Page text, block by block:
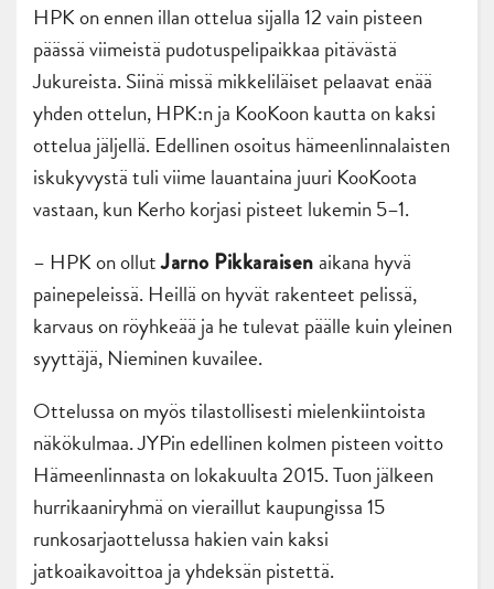
HPK on ennen illan ottelua sijalla 12 vain pisteen
päässä viimeistä pudotuspelipaikkaa pitävästä
Jukureista. Siinä missä mikkeliläiset pelaavat enää
yhden ottelun, HPK:n ja KooKoon kautta on kaksi
ottelua jäljellä. Edellinen osoitus hämeenlinnalaisten
iskukyvystä tuli viime lauantaina juuri KooKoota
vastaan, kun Kerho korjasi pisteet lukemin 5–1.
– HPK on ollutJarno Pikkaraisenaikana hyvä
painepeleissä. Heillä on hyvät rakenteet pelissä,
karvaus on röyhkeää ja he tulevat päälle kuin yleinen
syyttäjä, Nieminen kuvailee.
Ottelussa on myös tilastollisesti mielenkiintoista
näkökulmaa. JYPin edellinen kolmen pisteen voitto
Hämeenlinnasta on lokakuulta 2015. Tuon jälkeen
hurrikaaniryhmä on vieraillut kaupungissa 15
runkosarjaottelussa hakien vain kaksi
jatkoaikavoittoa ja yhdeksän pistettä.